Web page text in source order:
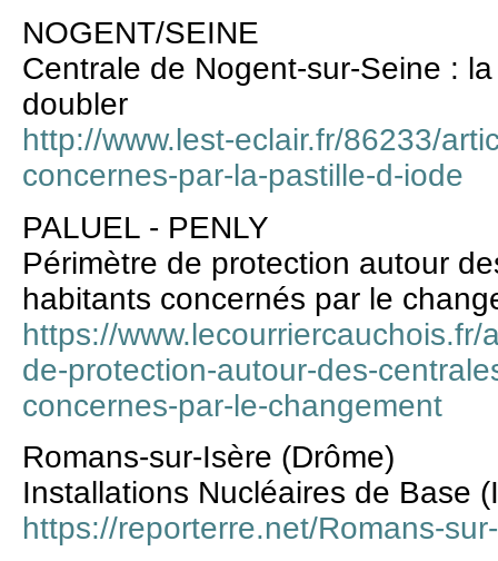
NOGENT/SEINE
Centrale de Nogent-sur-Seine :
doubler
http://www.lest-eclair.fr/86233/
concernes-par-la-pastille-d-iode
PALUEL - PENLY
Périmètre de protection autour
habitants concernés par le
https://
de-protection-autour-des-
concernes-par-le-changement
Romans-sur-Isère (Drôme)
Installations Nucléaires de Base
https://reporterre.net/Romans-